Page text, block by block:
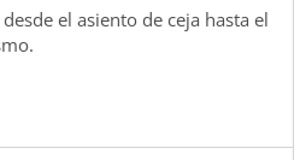
el asiento de ceja hasta el